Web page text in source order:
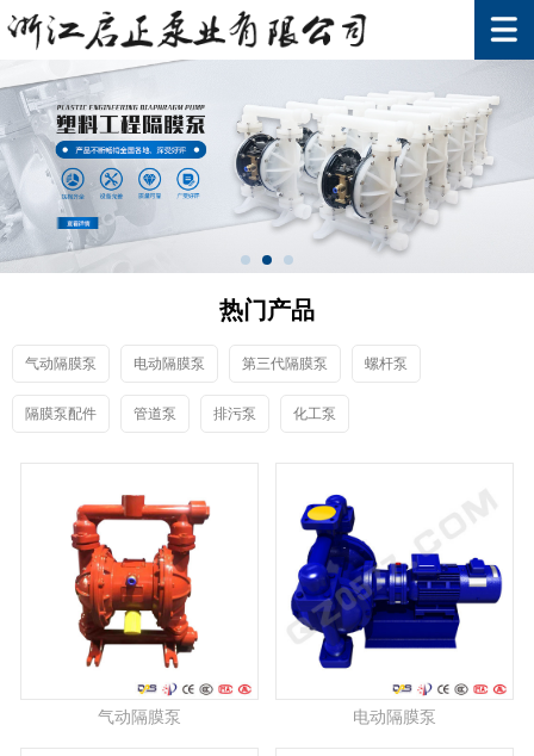
热门产品
气动隔膜泵 电动隔膜泵 第三代隔膜泵 螺杆泵
隔膜泵配件 管道泵 排污泵 化工泵
气动隔膜泵 电动隔膜泵